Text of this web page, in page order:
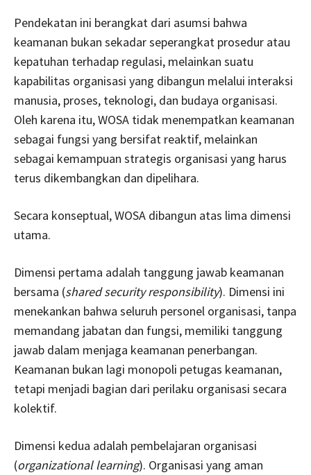
Pendekatan ini berangkat dari asumsi bahwa
keamanan bukan sekadar seperangkat prosedur atau
kepatuhan terhadap regulasi, melainkan suatu
kapabilitas organisasi yang dibangun melalui interaksi
manusia, proses, teknologi, dan budaya organisasi.
Oleh karena itu, WOSA tidak menempatkan keamanan
sebagai fungsi yang bersifat reaktif, melainkan
sebagai kemampuan strategis organisasi yang harus
terus dikembangkan dan dipelihara.
Secara konseptual, WOSA dibangun atas lima dimensi
utama.
Dimensi pertama adalah tanggung jawab keamanan
bersama (shared security responsibility). Dimensi ini
menekankan bahwa seluruh personel organisasi, tanpa
memandang jabatan dan fungsi, memiliki tanggung
jawab dalam menjaga keamanan penerbangan.
Keamanan bukan lagi monopoli petugas keamanan,
tetapi menjadi bagian dari perilaku organisasi secara
kolektif.
Dimensi kedua adalah pembelajaran organisasi
(organizational learning). Organisasi yang aman